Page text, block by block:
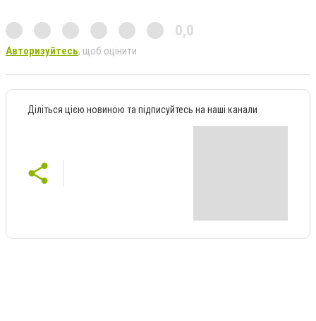
0,0
Авторизуйтесь, щоб оцінити
Діліться цією новиною та підписуйтесь на наші канали